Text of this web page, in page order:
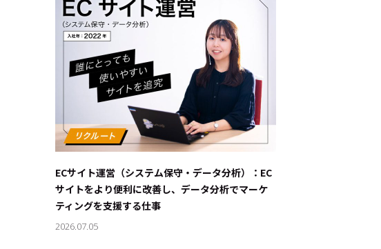
ECサイト運営（システム保守・データ分析）：EC
サイトをより便利に改善し、データ分析でマーケ
ティングを支援する仕事
2026.07.05